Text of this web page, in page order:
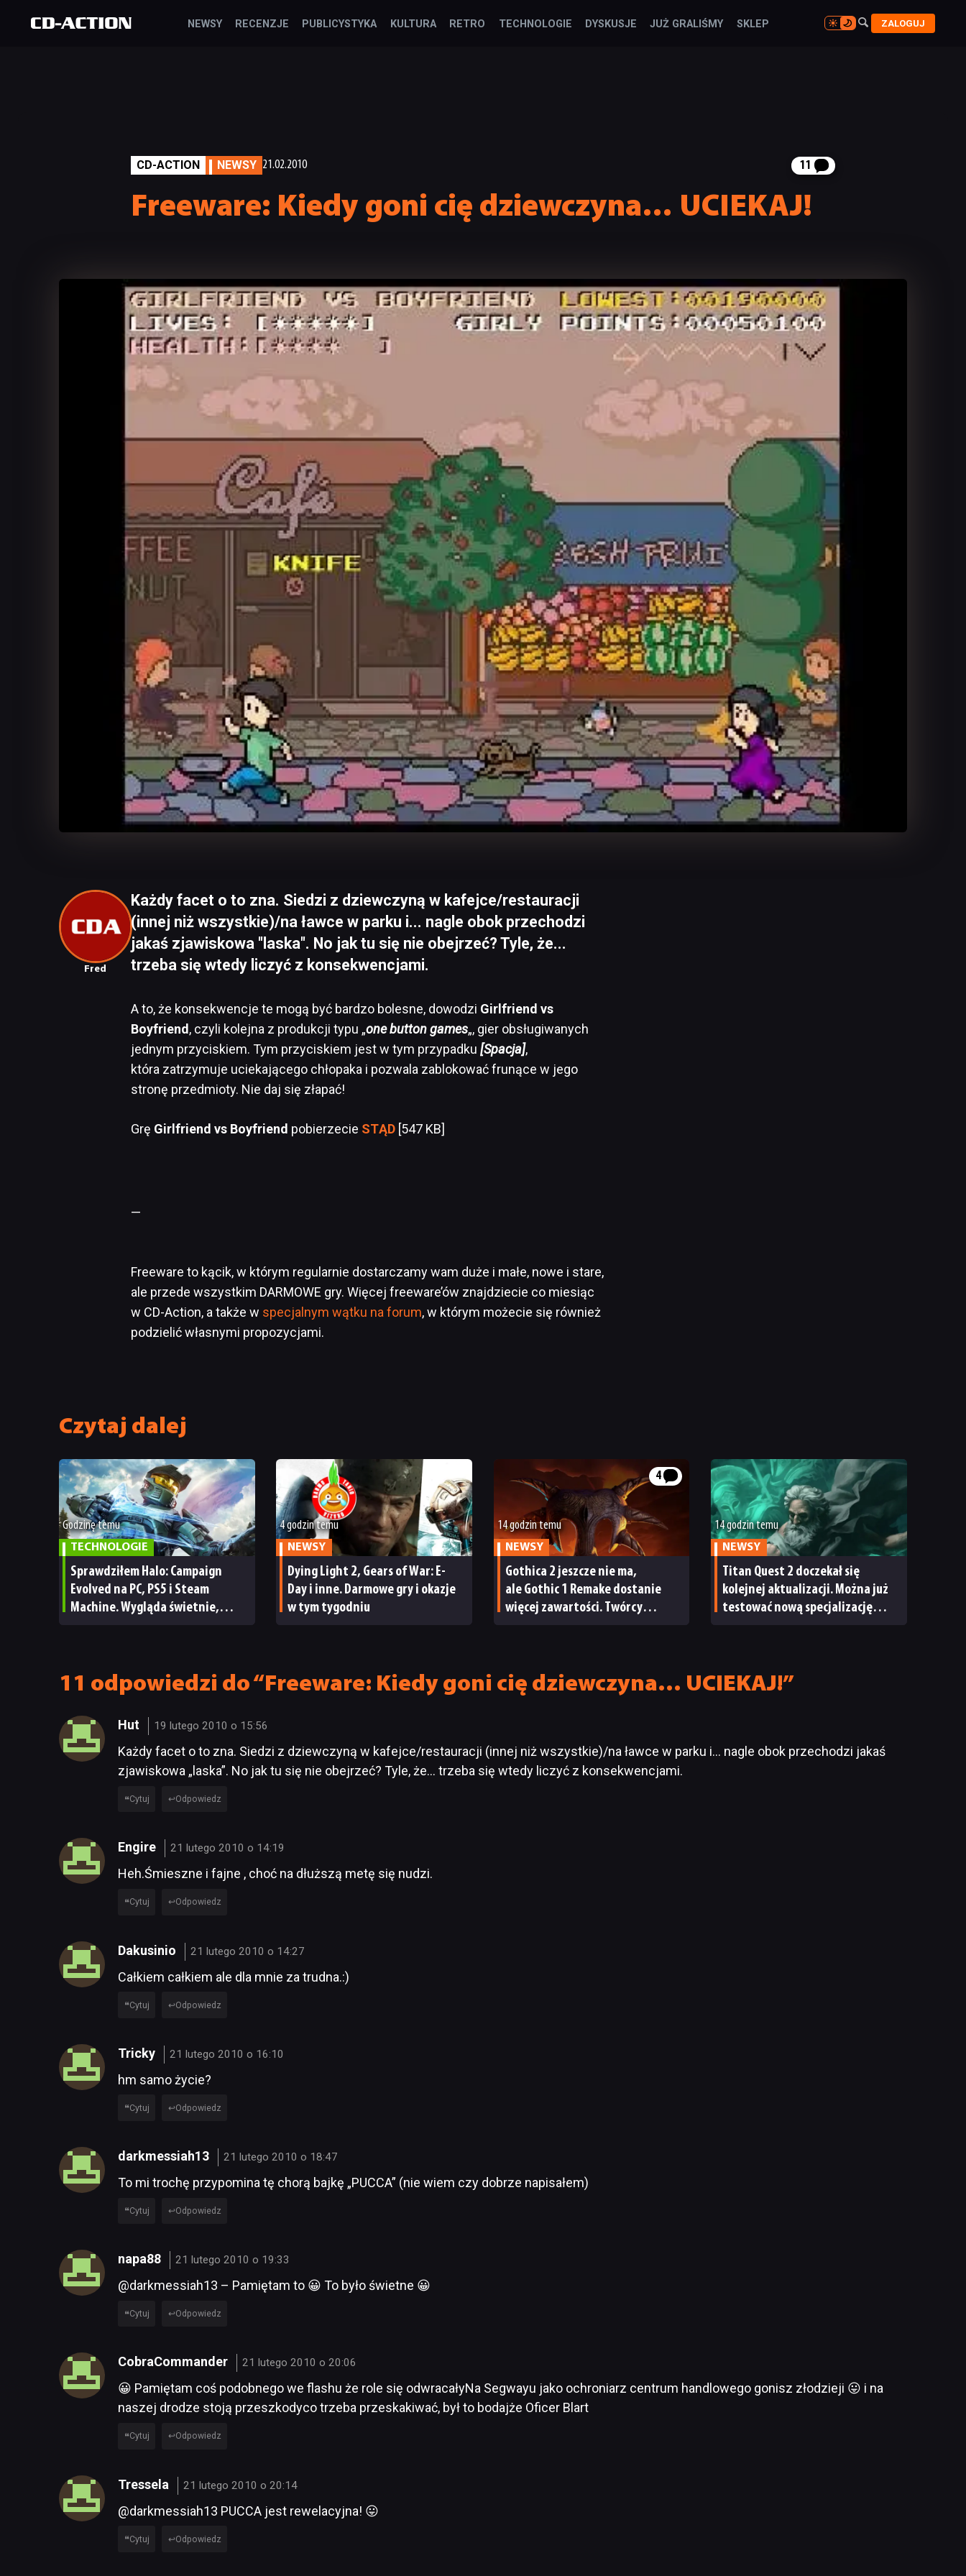
NEWSY RECENZJE PUBLICYSTYKA KULTURA RETRO TECHNOLOGIE DYSKUSJE JUŻ GRALIŚMY SKLEP 
 ZALOGUJ
CD-ACTION NEWSY 21.02.2010 11
Freeware: Kiedy goni cię dziewczyna… UCIEKAJ!
Fred
Każdy facet o to zna. Siedzi z dziewczyną w kafejce/restauracji
(innej niż wszystkie)/na ławce w parku i... nagle obok przechodzi
jakaś zjawiskowa "laska". No jak tu się nie obejrzeć? Tyle, że...
trzeba się wtedy liczyć z konsekwencjami.
A to, że konsekwencje te mogą być bardzo bolesne, dowodzi Girlfriend vs
Boyfriend , czyli kolejna z produkcji typu „one button games„, gier obsługiwanych
jednym przyciskiem. Tym przyciskiem jest w tym przypadku [Spacja],
która zatrzymuje uciekającego chłopaka i pozwala zablokować frunące w jego
stronę przedmioty. Nie daj się złapać!
Grę Girlfriend vs Boyfriend pobierzecie STĄD [547 KB]
—
Freeware to kącik, w którym regularnie dostarczamy wam duże i małe, nowe i stare,
ale przede wszystkim DARMOWE gry. Więcej freeware’ów znajdziecie co miesiąc
w CD-Action, a także w specjalnym wątku na forum, w którym możecie się również
podzielić własnymi propozycjami.
Czytaj dalej
Godzinę temu
TECHNOLOGIE
Sprawdziłem Halo: Campaign
Evolved na PC, PS5 i Steam
Machine. Wygląda świetnie,
4 godzin temu
NEWSY
Dying Light 2, Gears of War: E-
Day i inne. Darmowe gry i okazje
w tym tygodniu
4
14 godzin temu
NEWSY
Gothica 2 jeszcze nie ma,
ale Gothic 1 Remake dostanie
więcej zawartości. Twórcy
14 godzin temu
NEWSY
Titan Quest 2 doczekał się
kolejnej aktualizacji. Można już
testować nową specjalizację
11 odpowiedzi do “Freeware: Kiedy goni cię dziewczyna… UCIEKAJ!”
Hut 19 lutego 2010 o 15:56
Każdy facet o to zna. Siedzi z dziewczyną w kafejce/restauracji (innej niż wszystkie)/na ławce w parku i… nagle obok przechodzi jakaś
zjawiskowa „laska”. No jak tu się nie obejrzeć? Tyle, że… trzeba się wtedy liczyć z konsekwencjami.
Cytuj Odpowiedz
Engire 21 lutego 2010 o 14:19
Heh.Śmieszne i fajne , choć na dłuższą metę się nudzi.
Cytuj Odpowiedz
Dakusinio 21 lutego 2010 o 14:27
Całkiem całkiem ale dla mnie za trudna.:)
Cytuj Odpowiedz
Tricky 21 lutego 2010 o 16:10
hm samo życie?
Cytuj Odpowiedz
darkmessiah13 21 lutego 2010 o 18:47
To mi trochę przypomina tę chorą bajkę „PUCCA” (nie wiem czy dobrze napisałem)
Cytuj Odpowiedz
napa88 21 lutego 2010 o 19:33
@darkmessiah13 – Pamiętam to 😀 To było świetne 😀
Cytuj Odpowiedz
CobraCommander 21 lutego 2010 o 20:06
😀 Pamiętam coś podobnego we flashu że role się odwracałyNa Segwayu jako ochroniarz centrum handlowego gonisz złodzieji 😛 i na
naszej drodze stoją przeszkodyco trzeba przeskakiwać, był to bodajże Oficer Blart
Cytuj Odpowiedz
Tressela 21 lutego 2010 o 20:14
@darkmessiah13 PUCCA jest rewelacyjna! 😛
Cytuj Odpowiedz